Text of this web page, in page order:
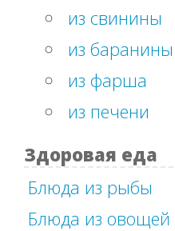
из свинины
из баранины
из фарша
из печени
Здоровая еда
Блюда из рыбы
Блюда из овощей